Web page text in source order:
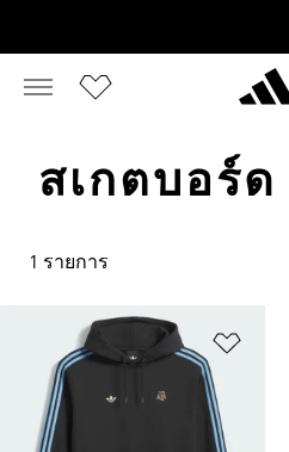
สเกตบอร์ด
1 รายการ